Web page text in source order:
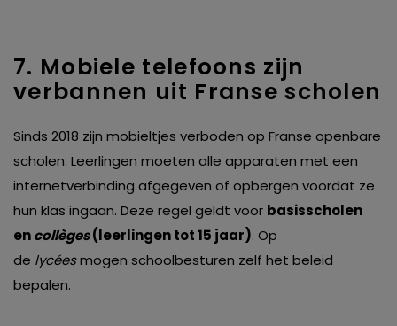
7. Mobiele telefoons zijn
verbannen uit Franse scholen
Sinds 2018 zijn mobieltjes verboden op Franse openbare
scholen. Leerlingen moeten alle apparaten met een
internetverbinding afgegeven of opbergen voordat ze
hun klas ingaan. Deze regel geldt voor basisscholen
encollèges(leerlingen tot 15 jaar). Op
de lycéesmogen schoolbesturen zelf het beleid
bepalen.